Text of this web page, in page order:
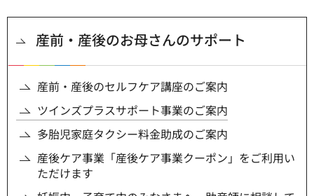
産前・産後のお母さんのサポート
産前・産後のセルフケア講座のご案内
ツインズプラスサポート事業のご案内
多胎児家庭タクシー料金助成のご案内
産後ケア事業「産後ケア事業クーポン」をご利用い
ただけます